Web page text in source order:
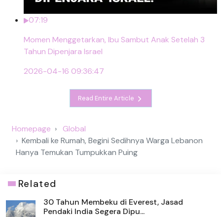
07:19
Momen Menggetarkan, Ibu Sambut Anak Setelah 3
Tahun Dipenjara Israel
2026-04-16 09:36:47
Read Entire Article
Homepage
Global
Kembali ke Rumah, Begini Sedihnya Warga Lebanon
Hanya Temukan Tumpukkan Puing
Related
30 Tahun Membeku di Everest, Jasad
Pendaki India Segera Dipu...